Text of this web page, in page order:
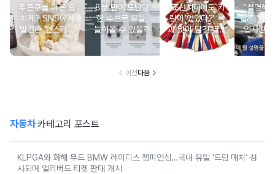
두쫀쿠를 이은 요
치케? SNS에서
발견한 ‘인스타그
래머블’한 케이크
8분 만에 도난당
한 루브르 유물,
돌아올 수 있을까
‘조선시대에도 키
링이 있었다?’ 복
과 멋이 담긴 열쇠
패
“설명해
없다”...
업사원
이전다음
자동차카테고리 포스트
KLPGA와 화해 무드 BMW 레이디스 챔피언십…국내 유일 ‘드림 매치’ 성
사되며 얼리버드 티켓 판매 개시